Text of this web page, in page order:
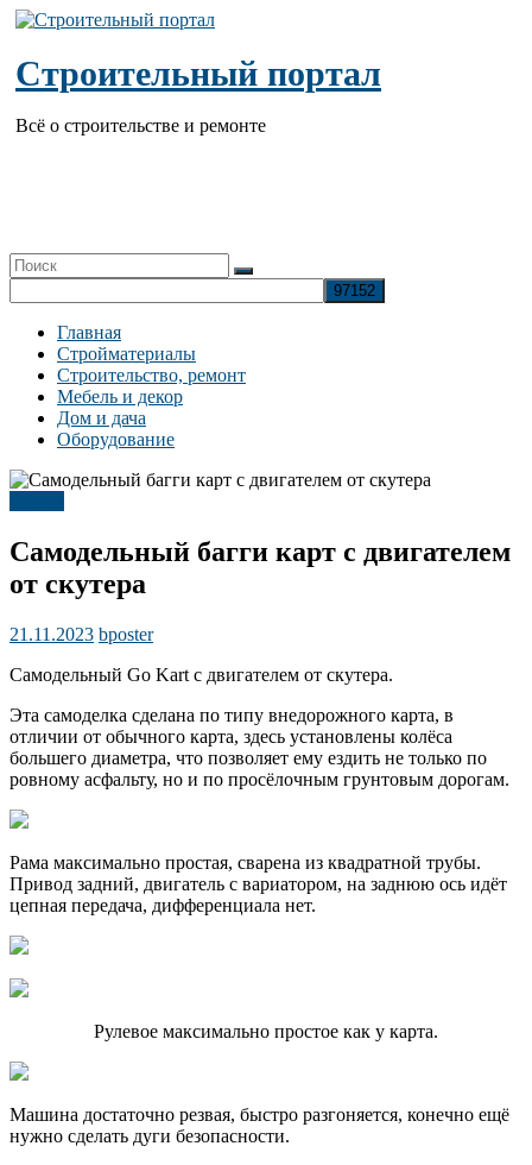
Перейти
содержимому
Строительный портал
Всё о строительстве и ремонте
Главная
Стройматериалы
Строительство, ремонт
Мебель и декор
Дом и дача
Оборудование
Самодельный багги карт с двигателем
от скутера
21.11.2023 bposter
Самодельный Go Kart с двигателем от скутера.
Эта самоделка сделана по типу внедорожного карта, в
отличии от обычного карта, здесь установлены колёса
большего диаметра, что позволяет ему ездить не только по
ровному асфальту, но и по просёлочным грунтовым дорогам.
Рама максимально простая, сварена из квадратной трубы.
Привод задний, двигатель с вариатором, на заднюю ось идёт
цепная передача, дифференциала нет.
Рулевое максимально простое как у карта.
Машина достаточно резвая, быстро разгоняется, конечно ещё
нужно сделать дуги безопасности.